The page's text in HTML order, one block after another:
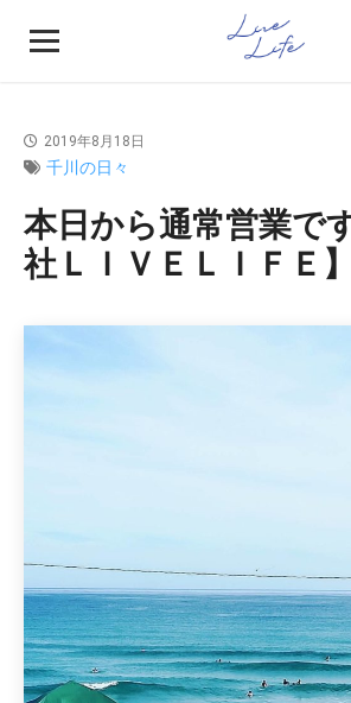
2019年8月18日
千川の日々
本日から通常営業で
社ＬＩＶＥＬＩＦＥ】